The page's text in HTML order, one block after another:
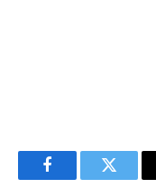
FacebookTwitter